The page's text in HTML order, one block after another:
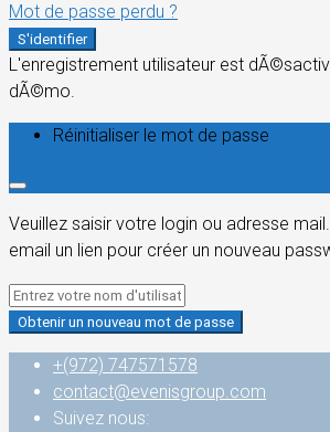
Mot de passe perdu ?
S'identifier
L'enregistrement utilisateur est
dÃ©mo.
Réinitialiser le mot de passe
Veuillez saisir votre login ou adresse
email un lien pour créer un nouveau
Obtenir un nouveau mot de passe
+(972) 747571578
contact@evenisgroup.com
Suivez nous: